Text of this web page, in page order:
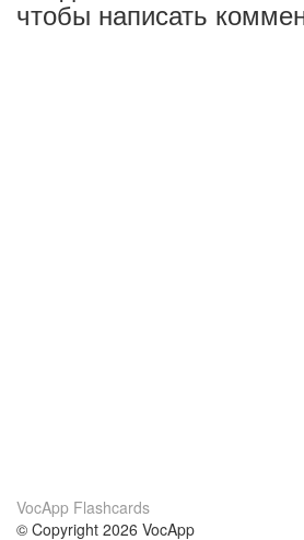
чтобы написать
VocApp Flashcards
© Copyright 2026 VocApp